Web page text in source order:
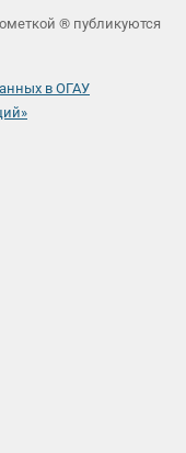
® публикуются
в ОГАУ